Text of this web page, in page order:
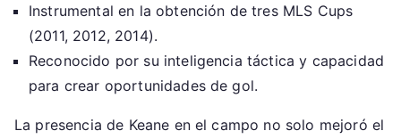
Instrumental en la obtención de tres MLS Cups
(2011, 2012, 2014).
Reconocido por su inteligencia táctica y capacidad
para crear oportunidades de gol.
La presencia de Keane en el campo no solo mejoró el